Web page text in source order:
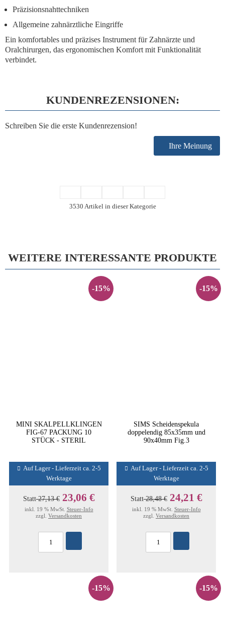
Präzisionsnahttechniken
Allgemeine zahnärztliche Eingriffe
Ein komfortables und präzises Instrument für Zahnärzte und
Oralchirurgen, das ergonomischen Komfort mit Funktionalität
verbindet.
KUNDENREZENSIONEN:
Schreiben Sie die erste Kundenrezension!
Ihre Meinung
3530 Artikel in dieser Kategorie
WEITERE INTERESSANTE PRODUKTE
-15%
MINI SKALPELLKLINGEN
FIG-67 PACKUNG 10
STÜCK - STERIL
Auf Lager - Lieferzeit ca. 2-5
Werktage
Statt27,13 € 23,06 €
inkl. 19 % MwSt. Steuer-Info
zzgl. Versandkosten
-15%
SIMS Scheidenspekula
doppelendig 85x35mm und
90x40mm Fig.3
Auf Lager - Lieferzeit ca. 2-5
Werktage
Statt28,48 € 24,21 €
inkl. 19 % MwSt. Steuer-Info
zzgl. Versandkosten
-15% -15%